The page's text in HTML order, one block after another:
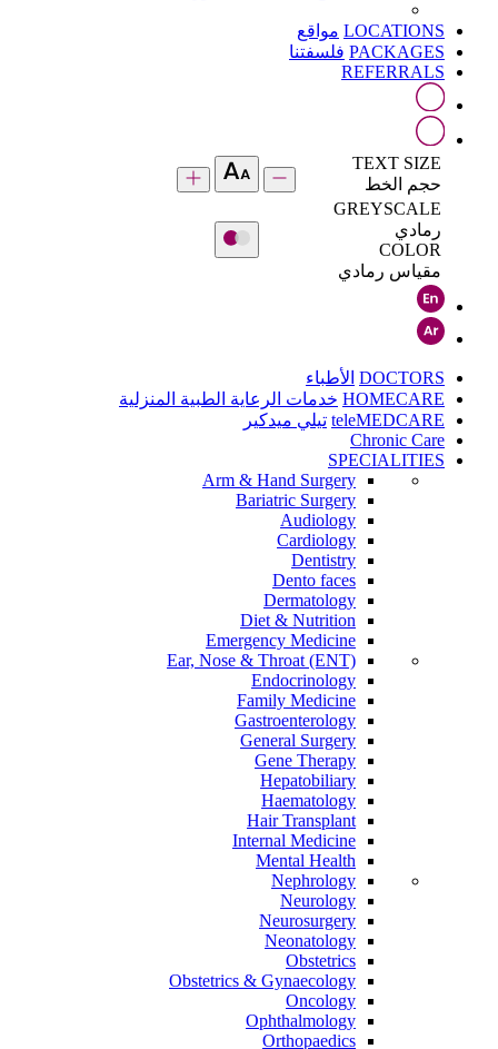
LOCATIONS مواقع
PACKAGES فلسفتنا
REFERRALS
TEXT SIZE
حجم الخط
GREYSCALE
رمادي
COLOR
مقياس رمادي
DOCTORS الأطباء
HOMECARE خدمات الرعاية الطبية المنزلية
teleMEDCARE تيلي ميدكير
Chronic Care
SPECIALITIES
Arm & Hand Surgery
Bariatric Surgery
Audiology
Cardiology
Dentistry
Dento faces
Dermatology
Diet & Nutrition
Emergency Medicine
Ear, Nose & Throat (ENT)
Endocrinology
Family Medicine
Gastroenterology
General Surgery
Gene Therapy
Hepatobiliary
Haematology
Hair Transplant
Internal Medicine
Mental Health
Nephrology
Neurology
Neurosurgery
Neonatology
Obstetrics
Obstetrics & Gynaecology
Oncology
Ophthalmology
Orthopaedics